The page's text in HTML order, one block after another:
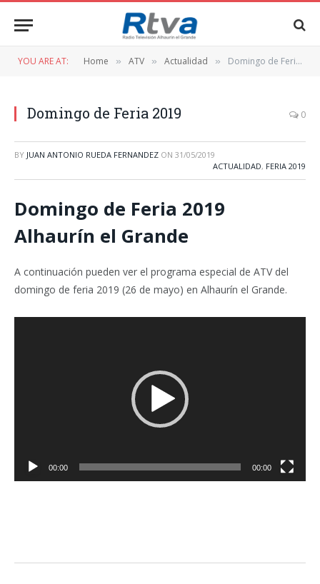
YOU ARE AT: Home » ATV » Actualidad » Domingo de Feria 2019
Domingo de Feria 2019 0
BY JUAN ANTONIO RUEDA FERNANDEZ ON 31/05/2019
ACTUALIDAD, FERIA 2019
Domingo de Feria 2019
Alhaurín el Grande
A continuación pueden ver el programa especial de ATV del
domingo de feria 2019 (26 de mayo) en Alhaurín el Grande.
00:00 00:00